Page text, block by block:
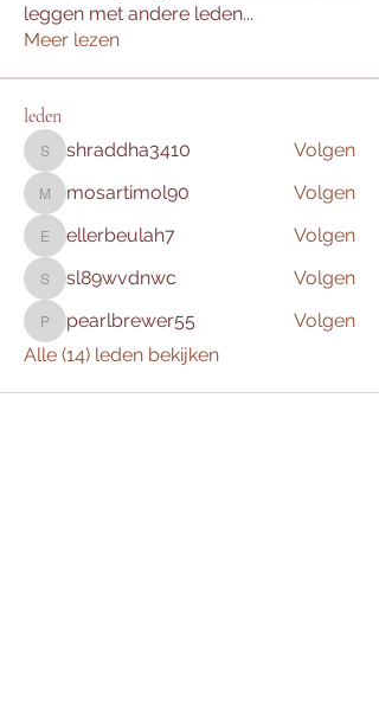
leggen met andere leden...
Meer lezen
leden
shraddha3410
shraddha3410 Volgen
mosartimol90
mosartimol90 Volgen
ellerbeulah7
ellerbeulah7 Volgen
sl89wvdnwc
sl89wvdnwc Volgen
pearlbrewer55
pearlbrewer55
Volgen
Alle (14) leden bekijken